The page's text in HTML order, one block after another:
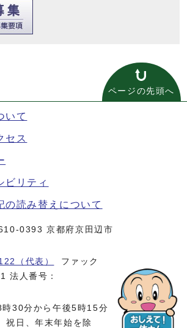
ページの先頭へ
いて
セス
ビリティ
の読み替えについて
0393 京都府京田辺市
（代表）
ファック
法人番号：
時30分から午後5時15分
祝日、年末年始を除